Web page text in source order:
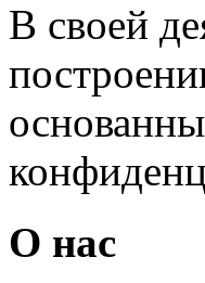
В своей
О нас